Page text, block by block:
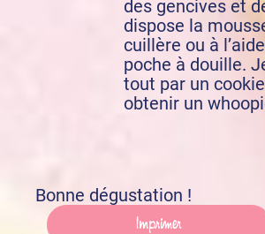
Imprimer
des gencives et
dispose la
cuillère ou à
poche à douille.
tout par un
obtenir un
Bonne dégustation !